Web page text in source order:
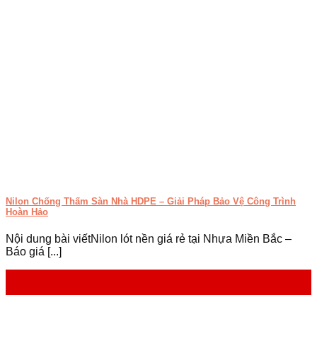
Nilon Chống Thấm Sàn Nhà HDPE – Giải Pháp Bảo Vệ Công Trình
Hoàn Hảo
Nội dung bài viếtNilon lót nền giá rẻ tại Nhựa Miền Bắc –
Báo giá [...]